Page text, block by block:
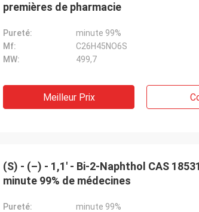
premières de pharmacie
Pureté:
minute 99%
Mf:
C26H45NO6S
MW:
499,7
Meilleur Prix
(S) - (–) - 1,1' - Bi-2-Naphthol CAS
minute 99% de médecines
Pureté:
minute 99%